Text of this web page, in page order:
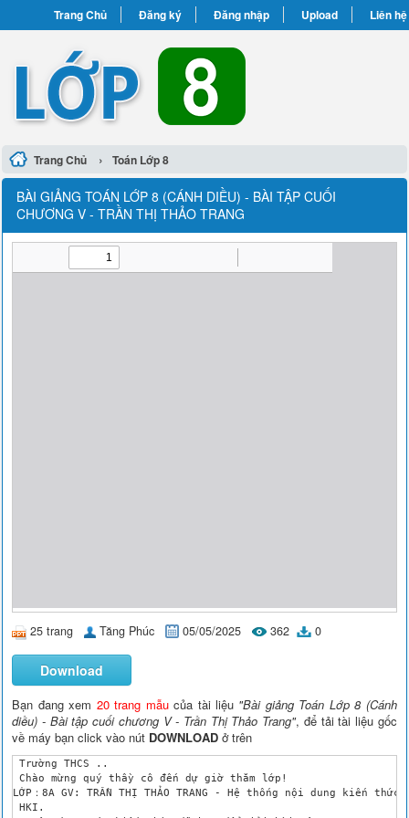
Trang Chủ Đăng ký Đăng nhập Upload Liên hệ
Trang Chủ › Toán Lớp 8
BÀI GIẢNG TOÁN LỚP 8 (CÁNH DIỀU) - BÀI TẬP CUỐI
CHƯƠNG V - TRẦN THỊ THẢO TRANG
25 trang Tăng Phúc 05/05/2025 362 0
Download
Bạn đang xem 20 trang mẫucủa tài liệu "Bài giảng Toán Lớp 8 (Cánh
diều) - Bài tập cuối chương V - Trần Thị Thảo Trang", để tải tài liệu gốc
về máy bạn click vào nút DOWNLOAD ở trên
Trường THCS ..
Chào mừng quý thầy cô đến dự giờ thăm lớp!
LỚP：8A GV: TRẦN THỊ THẢO TRANG - Hệ thống nội dung kiến
HKI.